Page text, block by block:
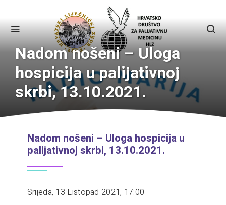
Nadom nošeni – Uloga
hospicija u palijativnoj
skrbi, 13.10.2021.
Nadom nošeni – Uloga hospicija u
palijativnoj skrbi, 13.10.2021.
Srijeda, 13 Listopad 2021, 17:00